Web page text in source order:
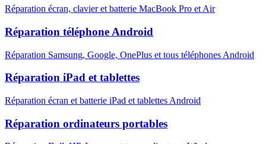
Réparation écran, clavier et batterie MacBook Pro et Air
Réparation téléphone Android
Réparation Samsung, Google, OnePlus et tous téléphones Android
Réparation iPad et tablettes
Réparation écran et batterie iPad et tablettes Android
Réparation ordinateurs portables